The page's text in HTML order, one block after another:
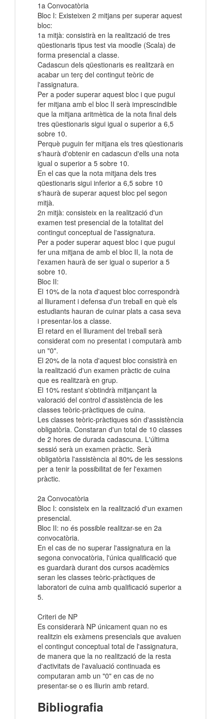
1a Convocatòria
Bloc I: Existeixen 2 mitjans per superar aquest
bloc:
1a mitjà: consistirà en la realització de tres
qüestionaris tipus test via moodle (Scala) de
forma presencial a classe.
Cadascun dels qüestionaris es realitzarà en
acabar un terç del contingut teòric de
l'assignatura.
Per a poder superar aquest bloc i que pugui
fer mitjana amb el bloc II serà imprescindible
que la mitjana aritmètica de la nota final dels
tres qüestionaris sigui igual o superior a 6,5
sobre 10.
Perquè puguin fer mitjana els tres qüestionaris
s'haurà d'obtenir en cadascun d'ells una nota
igual o superior a 5 sobre 10.
En el cas que la nota mitjana dels tres
qüestionaris sigui inferior a 6,5 sobre 10
s'haurà de superar aquest bloc pel segon
mitjà.
2n mitjà: consisteix en la realització d'un
examen test presencial de la totalitat del
contingut conceptual de l'assignatura.
Per a poder superar aquest bloc i que pugui
fer una mitjana de amb el bloc II, la nota de
l'examen haurà de ser igual o superior a 5
sobre 10.
Bloc II:
El 10% de la nota d'aquest bloc correspondrà
al lliurament i defensa d'un treball en què els
estudiants hauran de cuinar plats a casa seva
i presentar-los a classe.
El retard en el lliurament del treball serà
considerat com no presentat i computarà amb
un "0".
El 20% de la nota d'aquest bloc consistirà en
la realització d'un examen pràctic de cuina
que es realitzarà en grup.
El 10% restant s'obtindrà mitjançant la
valoració del control d'assistència de les
classes teòric-pràctiques de cuina.
Les classes teòric-pràctiques són d'assistència
obligatòria. Constaran d'un total de 10 classes
de 2 hores de durada cadascuna. L'última
sessió serà un examen pràctic. Serà
obligatòria l'assistència al 80% de les sessions
per a tenir la possibilitat de fer l'examen
pràctic.
2a Convocatòria
Bloc I: consisteix en la realització d'un examen
presencial.
Bloc II: no és possible realitzar-se en 2a
convocatòria.
En el cas de no superar l'assignatura en la
segona convocatòria, l'única qualificació que
es guardarà durant dos cursos acadèmics
seran les classes teòric-pràctiques de
laboratori de cuina amb qualificació superior a
5.
Criteri de NP
Es considerarà NP únicament quan no es
realitzin els exàmens presencials que avaluen
el contingut conceptual total de l'assignatura,
de manera que la no realització de la resta
d'activitats de l'avaluació continuada es
computaran amb un "0" en cas de no
presentar-se o es lliurin amb retard.
Bibliografia